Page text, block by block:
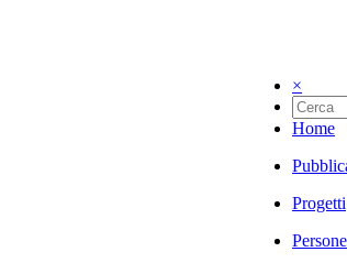
×
Home
Progetti
Persone